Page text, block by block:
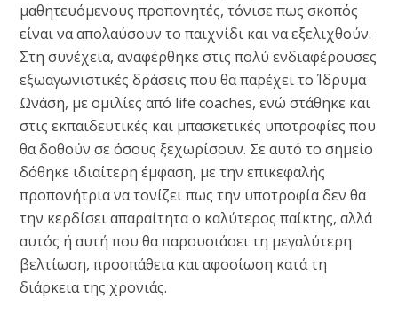
μαθητευόμενους προπονητές, τόνισε πως σκοπός
είναι να απολαύσουν το παιχνίδι και να εξελιχθούν.
Στη συνέχεια, αναφέρθηκε στις πολύ ενδιαφέρουσες
εξωαγωνιστικές δράσεις που θα παρέχει το Ίδρυμα
Ωνάση, με ομιλίες από life coaches, ενώ στάθηκε και
στις εκπαιδευτικές και μπασκετικές υποτροφίες που
θα δοθούν σε όσους ξεχωρίσουν. Σε αυτό το σημείο
δόθηκε ιδιαίτερη έμφαση, με την επικεφαλής
προπονήτρια να τονίζει πως την υποτροφία δεν θα
την κερδίσει απαραίτητα ο καλύτερος παίκτης, αλλά
αυτός ή αυτή που θα παρουσιάσει τη μεγαλύτερη
βελτίωση, προσπάθεια και αφοσίωση κατά τη
διάρκεια της χρονιάς.